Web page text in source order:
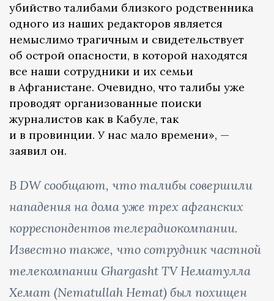
убийство талибами близкого родственника
одного из наших редакторов является
немыслимо трагичным и свидетельствует
об острой опасности, в которой находятся
все наши сотрудники и их семьи
в Афганистане. Очевидно, что талибы уже
проводят организованные поиски
журналистов как в Кабуле, так
и в провинции. У нас мало времени», —
заявил он.
В DW сообщают, что талибы совершили
нападения на дома уже трех афганских
корреспондентов телерадиокомпании.
Известно также, что сотрудник частной
телекомпании Ghargasht TV Нематулла
Хемат (Nematullah Hemat) был похищен